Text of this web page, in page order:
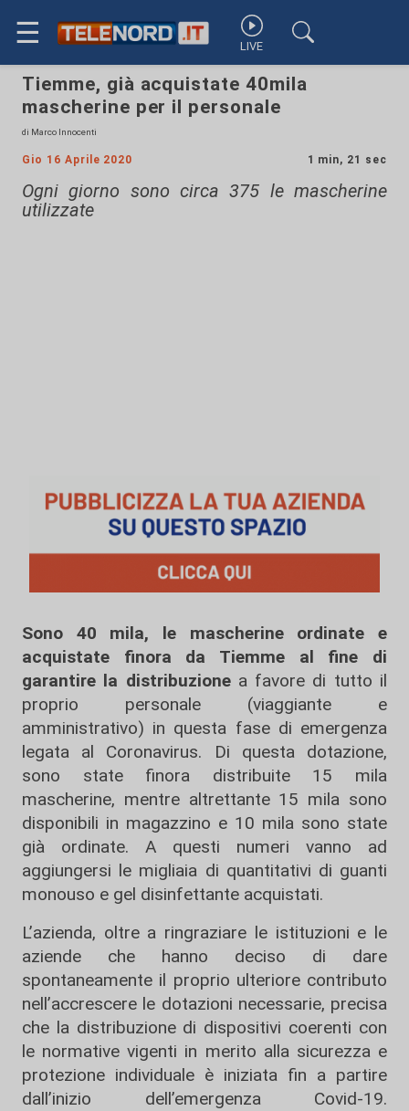
☰ LIVE
Tiemme, già acquistate 40mila
mascherine per il personale
di Marco Innocenti
Gio 16 Aprile 2020 1 min, 21 sec
Ogni giorno sono circa 375 le mascherine
utilizzate
Sono 40 mila, le mascherine ordinate e
acquistate finora da Tiemme al fine di
garantire la distribuzionea favore di tutto il
proprio personale (viaggiante e
amministrativo) in questa fase di emergenza
legata al Coronavirus. Di questa dotazione,
sono state finora distribuite 15 mila
mascherine, mentre altrettante 15 mila sono
disponibili in magazzino e 10 mila sono state
già ordinate. A questi numeri vanno ad
aggiungersi le migliaia di quantitativi di guanti
monouso e gel disinfettante acquistati.
L’azienda, oltre a ringraziare le istituzioni e le
aziende che hanno deciso di dare
spontaneamente il proprio ulteriore contributo
nell’accrescere le dotazioni necessarie, precisa
che la distribuzione di dispositivi coerenti con
le normative vigenti in merito alla sicurezza e
protezione individuale è iniziata fin a partire
dall’inizio dell’emergenza Covid-19.